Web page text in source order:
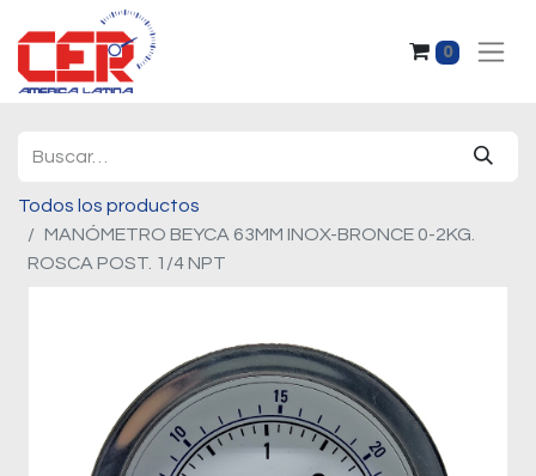
0
Todos los productos
MANÓMETRO BEYCA 63MM INOX-BRONCE 0-2KG.
ROSCA POST. 1/4 NPT